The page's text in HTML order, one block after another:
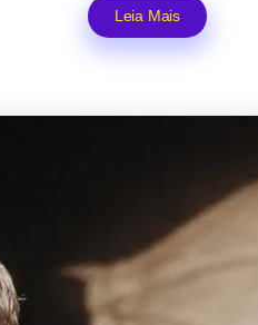
Leia Mais